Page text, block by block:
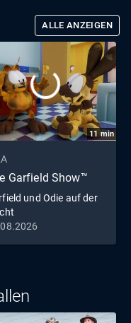
ALLE ANZEIGEN
11 min
Garfield Show™
und Odie auf der